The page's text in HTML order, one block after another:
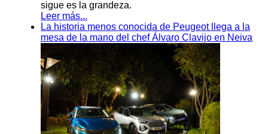
sigue es la grandeza.
Leer más...
La historia menos conocida de Peugeot llega a la
mesa de la mano del chef Álvaro Clavijo en Neiva